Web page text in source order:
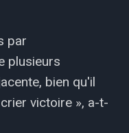
par
plusieurs
bien qu'il
victoire », a-t-